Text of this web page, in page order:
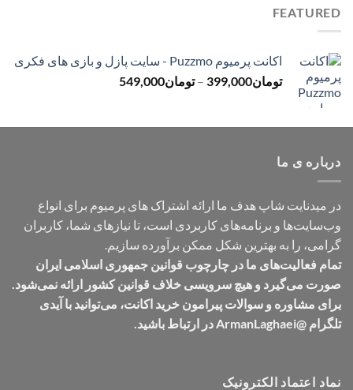
FEATURED
اکانت پرمیوم Puzzmo - سایت پازل و بازی های فکری
تومان399,000
– تومان549,000
تا
درباره ی ما
در میدنایت شاپ هدف ما ارائه اشتراک های پرمیوم برای انواع
وب‌سایت‌ها و برنامه‌های کاربردی است، تا نیازهای شما، کاربران
گرامی، را به بهترین شکل ممکن برآورده سازیم.
تمام فعالیت‌های ما در چارچوب قوانین جمهوری اسلامی ایران
صورت می‌گیرد و هیچ سرویسی خلاف قوانین کشور ارائه نمی‌شود.
برای مشاوره و سوالات پیرامون خرید اکانت، می‌توانید با آیدی
تلگرام @ArmanLaghaei در ارتباط باشید.
نماد اعتماد الکترونیک